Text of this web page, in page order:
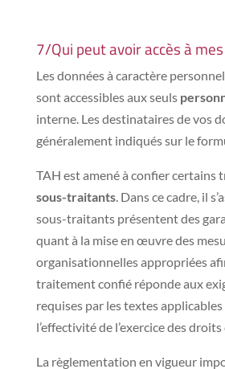
7/Qui peut avoir accès à
Les données à caractère
sont accessibles aux seuls
interne. Les destinataires de vos
généralement indiqués sur le
TAH est amené à confier certains
sous-traitants. Dans ce cadre, il
sous-traitants présentent des
quant à la mise en œuvre des
organisationnelles appropriées
traitement confié réponde aux
requises par les textes
l’effectivité de l’exercice des
La règlementation en vigueur